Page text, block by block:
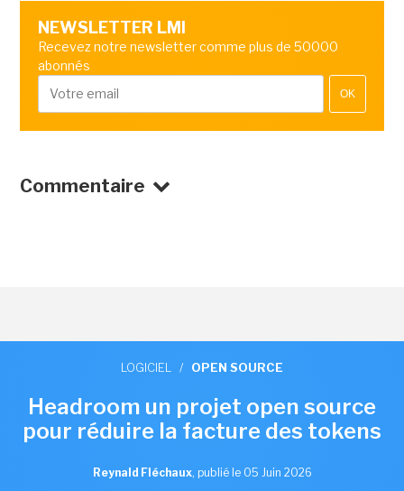
NEWSLETTER LMI
Recevez notre newsletter comme plus de 50000
abonnés
OK
Commentaire
LOGICIEL / OPEN SOURCE
Headroom un projet open source
pour réduire la facture des tokens
Reynald Fléchaux, publié le 05 Juin 2026